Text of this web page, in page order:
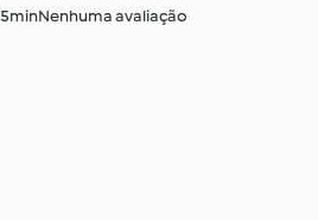
5minNenhuma avaliação